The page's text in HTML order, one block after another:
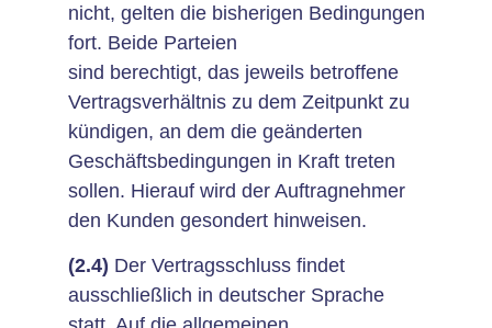
nicht, gelten die bisherigen Bedingungen
fort. Beide Parteien
sind berechtigt, das jeweils betroffene
Vertragsverhältnis zu dem Zeitpunkt zu
kündigen, an dem die geänderten
Geschäftsbedingungen in Kraft treten
sollen. Hierauf wird der Auftragnehmer
den Kunden gesondert hinweisen.
(2.4) Der Vertragsschluss findet
ausschließlich in deutscher Sprache